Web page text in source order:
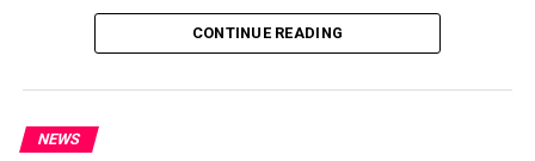
ഉണ്ടായിരുന്നതായാണ്
CONTINUE READING
NEWS